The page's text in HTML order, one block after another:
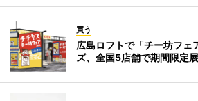
買う
広島ロフトで「チー坊フ
ズ、全国5店舗で期間限定